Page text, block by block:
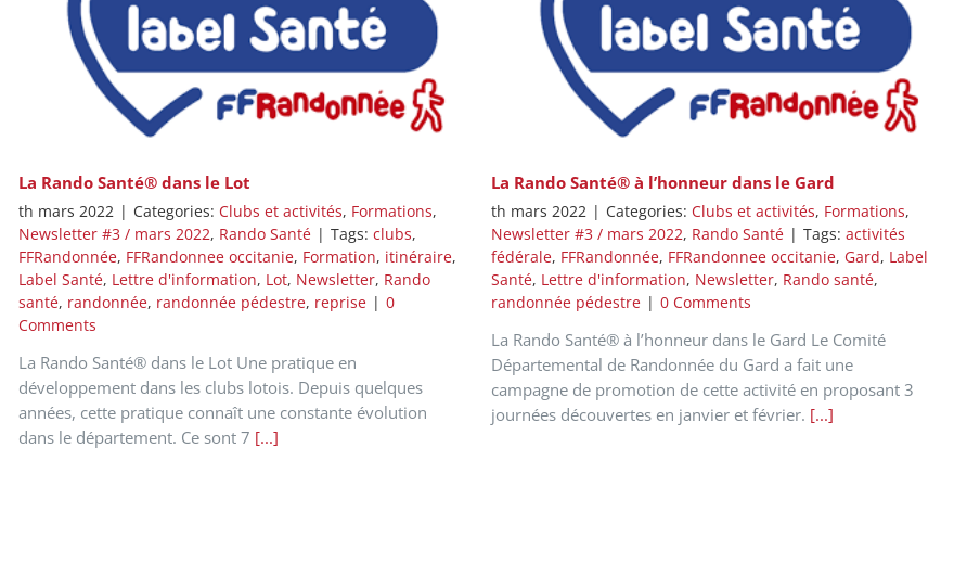
La Rando Santé® dans le Lot
th mars 2022 | Categories: Clubs et activités, Formations,
Newsletter #3 / mars 2022, Rando Santé | Tags: clubs,
FFRandonnée, FFRandonnee occitanie, Formation, itinéraire,
Label Santé, Lettre d'information, Lot, Newsletter, Rando
santé, randonnée, randonnée pédestre, reprise | 0
Comments
La Rando Santé® dans le Lot Une pratique en
développement dans les clubs lotois. Depuis quelques
années, cette pratique connaît une constante évolution
dans le département. Ce sont 7 [...]
La Rando Santé® à l’honneur dans le Gard
th mars 2022 | Categories:Clubs et activités, Formations,
Newsletter #3 / mars 2022, Rando Santé | Tags:activités
fédérale, FFRandonnée, FFRandonnee occitanie, Gard, Label
Santé, Lettre d'information, Newsletter, Rando santé,
randonnée pédestre | 0 Comments
La Rando Santé® à l’honneur dans le Gard Le Comité
Départemental de Randonnée du Gard a fait une
campagne de promotion de cette activité en proposant 3
journées découvertes en janvier et février. [...]